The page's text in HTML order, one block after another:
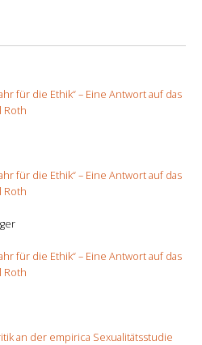
für die Ethik“ – Eine Antwort auf das
Roth
für die Ethik“ – Eine Antwort auf das
Roth
für die Ethik“ – Eine Antwort auf das
Roth
an der empirica Sexualitätsstudie